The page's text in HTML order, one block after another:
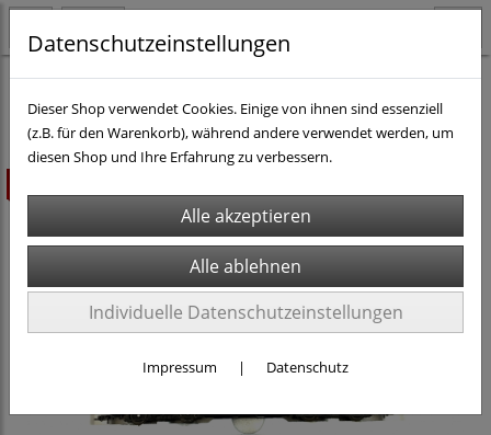
Datenschutzeinstellungen
Dieser Shop verwendet Cookies. Einige von ihnen sind essenziell
(z.B. für den Warenkorb), während andere verwendet werden, um
diesen Shop und Ihre Erfahrung zu verbessern.
Individuelle Datenschutzeinstellungen
Impressum | Datenschutz